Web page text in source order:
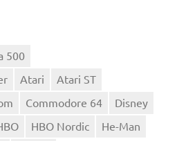
500
Atari
Atari ST
Commodore 64
Disney
HBO Nordic
He-Man